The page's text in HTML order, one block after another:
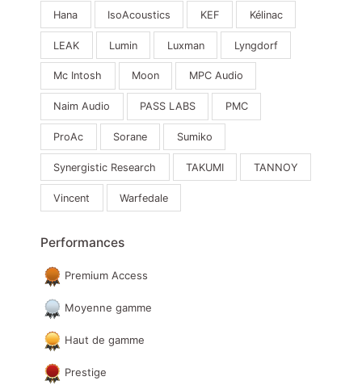
Hana IsoAcoustics KEF Kélinac
LEAK Lumin Luxman Lyngdorf
Mc Intosh Moon MPC Audio
Naim Audio PASS LABS PMC
ProAc Sorane Sumiko
Synergistic Research TAKUMI TANNOY
Vincent Warfedale
Performances
Premium Access
Moyenne gamme
Haut de gamme
Prestige